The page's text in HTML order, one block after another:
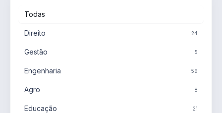
Todas
Direito 24
Gestão 5
Engenharia 59
Agro 8
Educação 21